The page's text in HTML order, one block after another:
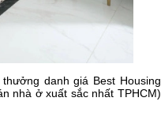
danh giá Best Housing
nhà ở xuất sắc nhất TPHCM)